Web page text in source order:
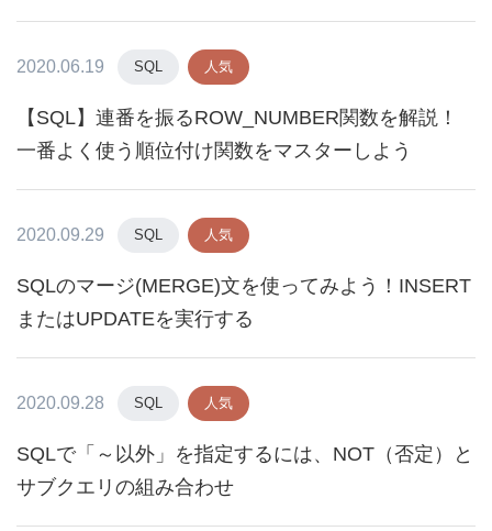
2020.06.19 SQL 人気
【SQL】連番を振るROW_NUMBER関数を解説！
一番よく使う順位付け関数をマスターしよう
2020.09.29 SQL 人気
SQLのマージ(MERGE)文を使ってみよう！INSERT
またはUPDATEを実行する
2020.09.28 SQL 人気
SQLで「～以外」を指定するには、NOT（否定）と
サブクエリの組み合わせ